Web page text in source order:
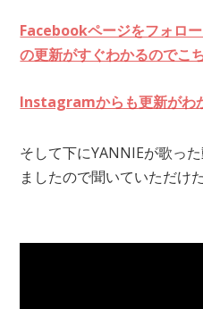
Facebookページをフォロ
の更新がすぐわかるのでこ
Instagramからも更新がわ
そして下にYANNIEが歌っ
ましたので聞いていただけ